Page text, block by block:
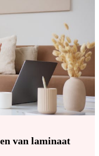
van laminaat